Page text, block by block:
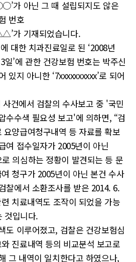
닌 그 때 설립되지도 않은
번호
기재되었습니다.
대한 치과진료일로 된 ‘2008년
’에 관한 건강보험 번호는 박주신
있지 아니한 ‘7xxxxxxxxxx’로 되어
건에서 검찰의 수사보고 중 '국민
수수색 필요성 보고'에 의하면, “검
요양급여청구내역 등 자료를 확보
여 접수일자가 2005년이 아닌
의심하는 정황이 발견되는 등 문
청구가 2005년이 아닌 본건 수사
찰에서 소환조사를 받은 2014. 6.
치료내역도 조작이 되었을 가능
것입니다.
도 이루어졌고, 검찰은 건강보험심
진료내역 등의 비교분석 보고로
그 내역이 일치한다고 하였으나,